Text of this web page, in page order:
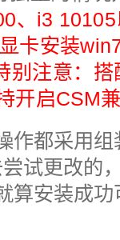
、i3
卡安装
别注意：
开启CSM
作都采用
试更改的
算安装成